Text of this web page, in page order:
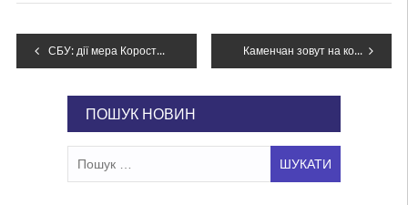
Навігація
СБУ: дії мера Коростишева призвели до збитків на понад 800 тисяч гривень Каменчан зовут на концертно-развлекательную программу «Празднуем Рождество вместе»
ПОШУК НОВИН